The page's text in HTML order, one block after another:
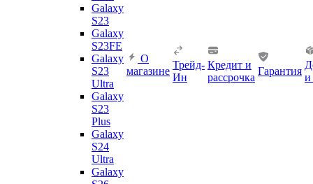
Galaxy
S23
Galaxy
S23FE
Galaxy
S23
Ultra
Galaxy
S23
Plus
Galaxy
S24
Ultra
Galaxy
О
магазине
Трейд-
Ин
Кредит и
рассрочка
Гарантия
и